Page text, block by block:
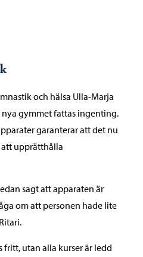
och hälsa Ulla-Marja
nya gymmet fattas ingenting.
garanterar att det nu
upprätthålla
sagt att apparaten är
om att personen hade lite
utan alla kurser är ledd